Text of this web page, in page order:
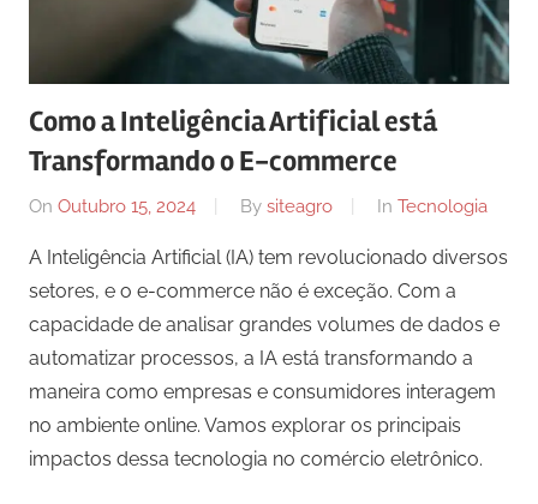
Como a Inteligência Artificial está
Transformando o E-commerce
On Outubro 15, 2024 By siteagro In Tecnologia
A Inteligência Artificial (IA) tem revolucionado diversos
setores, e o e-commerce não é exceção. Com a
capacidade de analisar grandes volumes de dados e
automatizar processos, a IA está transformando a
maneira como empresas e consumidores interagem
no ambiente online. Vamos explorar os principais
impactos dessa tecnologia no comércio eletrônico.